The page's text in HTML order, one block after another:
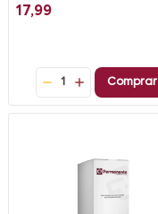
17,99
1 Comprar